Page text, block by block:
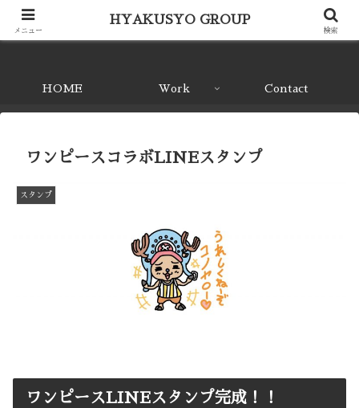
面白いことをしよう
HOME Work Contact
ワンピースコラボLINEスタンプ
スタンプ
ワンピースLINEスタンプ完成！！
メニュー
HYAKUSYO GROUP
検索